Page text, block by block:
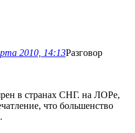
2010, 14:13Разговор
в странах СНГ. на ЛОРе,
что большенство